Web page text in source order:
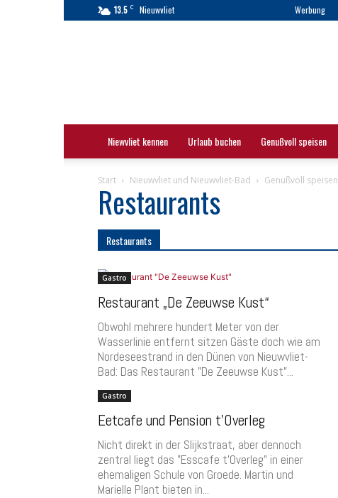
13.5 C Nieuwvliet Werbung
Touristinformation
Niewvliet kennen Urlaub buchen Genußvoll speisen
Start Nieuwvliet und Nieuwvliet-Bad Genußvoll speisen
Restaurants
Restaurants
Gastro
Restaurant „De Zeeuwse Kust“
Obwohl mehrere hundert Meter von der
Wasserlinie entfernt sitzen Gäste doch wie am
Nordeseestrand in den Dünen von Nieuwvliet-
Bad: Das Restaurant "De Zeeuwse Kust"...
Gastro
Eetcafe und Pension t’Overleg
Nicht direkt in der Slijkstraat, aber dennoch
zentral liegt das "Esscafe t'Overleg" in einer
ehemaligen Schule von Groede. Martin und
Marielle Plant bieten in...